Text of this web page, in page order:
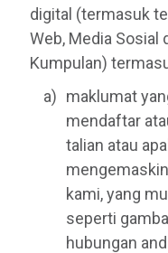
digital (termasuk
Web, Media Sosial
Kumpulan)
maklumat
mendaftar
talian atau
kami, yang
seperti
hubungan